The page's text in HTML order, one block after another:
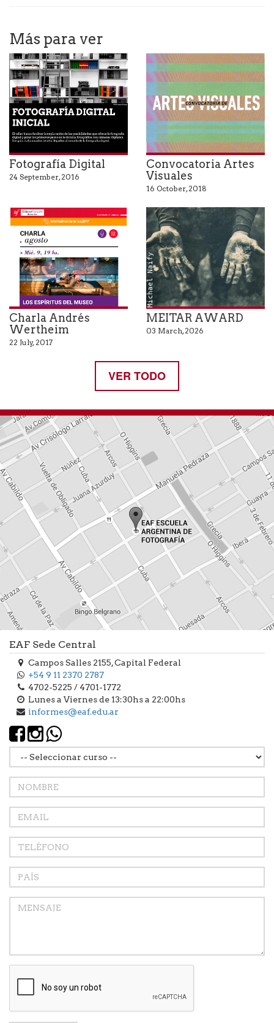
Más para ver
Fotografía Digital
24 September, 2016
Convocatoria Artes
Visuales
16 October, 2018
Charla Andrés
Wertheim
22 July, 2017
Michael Naify
MEITAR AWARD
03 March, 2026
VER TODO
EAF Sede Central
Campos Salles 2155, Capital Federal
+54 9 11 2370 2787
4702-5225 / 4701-1772
Lunes a Viernes de 13:30hs a 22:00hs
informes@eaf.edu.ar